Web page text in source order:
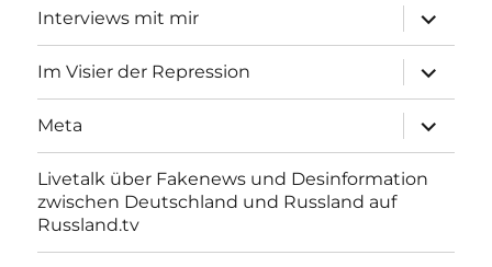
Interviews mit mir
anzeigen
Im Visier der Repression
anzeigen
Meta
anzeigen
Livetalk über Fakenews und Desinformation
zwischen Deutschland und Russland auf
Russland.tv